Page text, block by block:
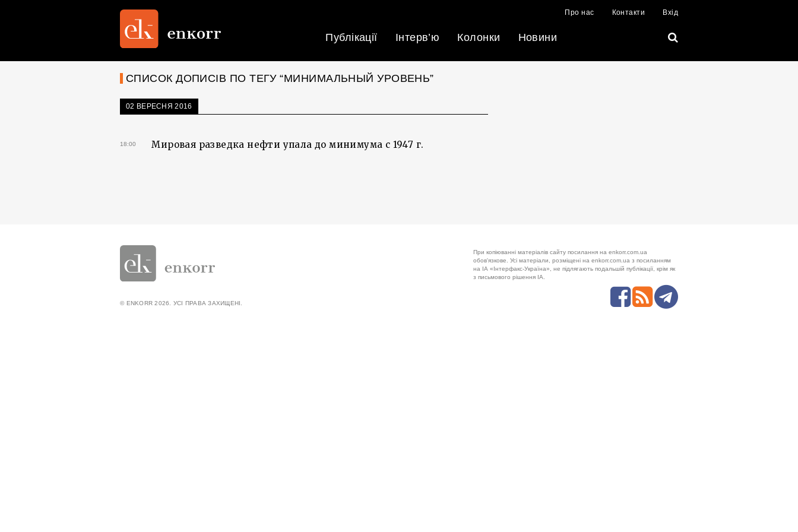
Про нас Контакти Вхід
Публікації Інтерв’ю Колонки Новини
СПИСОК ДОПИСІВ ПО ТЕГУ “МИНИМАЛЬНЫЙ УРОВЕНЬ”
02 ВЕРЕСНЯ 2016
18:00 Мировая разведка нефти упала до минимума с 1947 г.
При копіюванні матеріалів сайту посилання на enkorr.com.ua
обов'язкове. Усі матеріали, розміщені на enkorr.com.ua з посиланням
на ІА «Інтерфакс-Україна», не підлягають подальшій публікації, крім як
з письмового рішення ІА.
© ENKORR 2026. УСІ ПРАВА ЗАХИЩЕНІ.